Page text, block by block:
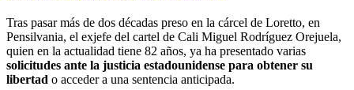
Tras pasar más de dos décadas preso en la cárcel de Loretto, en
Pensilvania, el exjefe del cartel de Cali Miguel Rodríguez Orejuela,
quien en la actualidad tiene 82 años, ya ha presentado varias
solicitudes ante la justicia estadounidense para obtener su
libertad o acceder a una sentencia anticipada.